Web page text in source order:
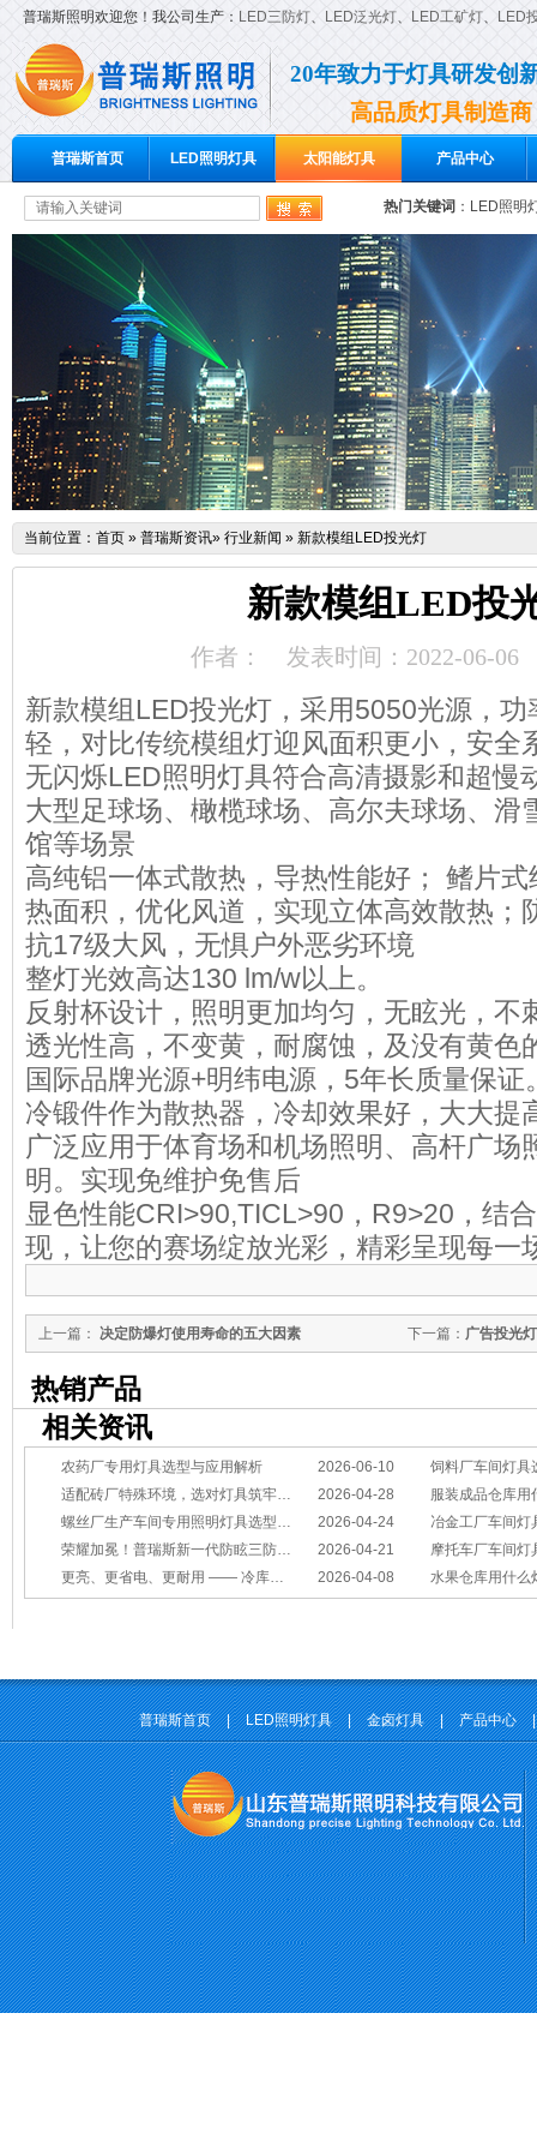
普瑞斯照明欢迎您！我公司生产： LED三防灯、 LED泛光灯、 LED工矿灯、 LED
20年致力于灯具研发创
高品质灯具制造商
普瑞斯首页 LED照明灯具 太阳能灯具 产品中心
热门关键词 ： LED照明
当前位置： 首页 » 普瑞斯资讯» 行业新闻 » 新款模组LED投光灯
新款模组LED投
作者： 发表时间：2022-06-06
新款模组LED投光灯，采用5050光源，
轻，对比传统模组灯迎风面积更小，安全
无闪烁LED照明灯具符合高清摄影和超慢
大型足球场、橄榄球场、高尔夫球场、滑
馆等场景
高纯铝一体式散热，导热性能好； 鳍片
热面积，优化风道，实现立体高效散热；
抗17级大风，无惧户外恶劣环境
整灯光效高达130 lm/w以上。
反射杯设计，照明更加均匀，无眩光，不
透光性高，不变黄，耐腐蚀，及没有黄色
国际品牌光源+明纬电源，5年长质量保证
冷锻件作为散热器，冷却效果好，大大提
广泛应用于体育场和机场照明、高杆广场
明。实现免维护免售后
显色性能CRI>90,TICL>90，R9>20，结
现，让您的赛场绽放光彩，精彩呈现每一
下一篇： 广告投光
上一篇： 决定防爆灯使用寿命的五大因素
热销产品
相关资讯
2026-06-10
农药厂专用灯具选型与应用解析
饲料厂车间灯具
2026-04-28
适配砖厂特殊环境，选对灯具筑牢生产安全线
服装成品仓库用
2026-04-24
螺丝厂生产车间专用照明灯具选型方案
冶金工厂车间灯具选型指南：
2026-04-21
荣耀加冕！普瑞斯新一代防眩三防灯BC-L斩获2026阿拉丁神灯奖
摩托车厂车间灯具怎么选？
2026-04-08
更亮、更省电、更耐用 —— 冷库照明优选 水果仓库用什么
普瑞斯首页 | LED照明灯具 | 金卤灯具 | 产品中心 |